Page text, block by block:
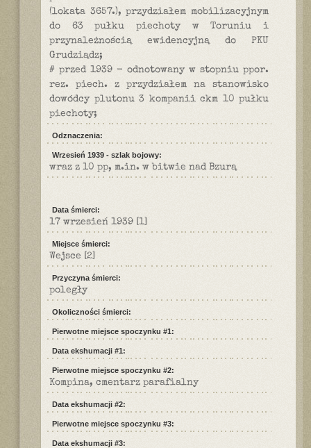
(lokata 3657.), przydziałem mobilizacyjnym
do 63 pułku piechoty w Toruniu i
przynależnością ewidencyjną do PKU
Grudziądz;
# przed 1939 - odnotowany w stopniu ppor.
rez. piech. z przydziałem na stanowisko
dowódcy plutonu 3 kompanii ckm 10 pułku
piechoty;
Odznaczenia:
Wrzesień 1939 - szlak bojowy:
wraz z 10 pp, m.in. w bitwie nad Bzurą
Data śmierci:
17 wrzesień 1939 [1]
Miejsce śmierci:
Wejsce [2]
Przyczyna śmierci:
poległy
Okoliczności śmierci:
Pierwotne miejsce spoczynku #1:
Data ekshumacji #1:
Pierwotne miejsce spoczynku #2:
Kompina, cmentarz parafialny
Data ekshumacji #2:
Pierwotne miejsce spoczynku #3:
Data ekshumacji #3: